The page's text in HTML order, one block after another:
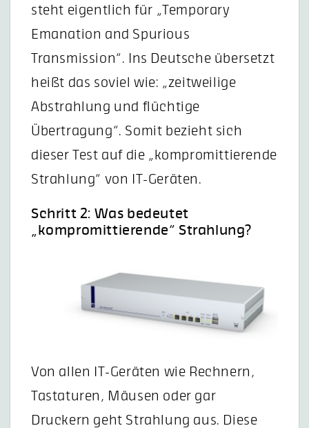
steht eigentlich für „Temporary
Emanation and Spurious
Transmission“. Ins Deutsche übersetzt
heißt das soviel wie: „zeitweilige
Abstrahlung und flüchtige
Übertragung“. Somit bezieht sich
dieser Test auf die „kompromittierende
Strahlung“ von IT-Geräten.
Schritt 2: Was bedeutet
„kompromittierende“ Strahlung?
Von allen IT-Geräten wie Rechnern,
Tastaturen, Mäusen oder gar
Druckern geht Strahlung aus. Diese